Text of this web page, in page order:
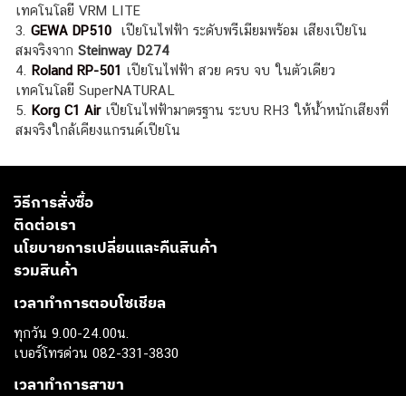
เทคโนโลยี VRM LITE
3. GEWA DP510
เปียโนไฟฟ้า ระดับพรีเมียมพร้อม เสียงเปียโน
สมจริงจาก Steinway D274
4. Roland RP-501 เปียโนไฟฟ้า สวย ครบ จบ ในตัวเดียว
เทคโนโลยี SuperNATURAL
5. Korg C1 Air เปียโนไฟฟ้ามาตรฐาน ระบบ RH3 ให้น้ำหนักเสียงที่
สมจริงใกล้เคียงแกรนด์เปียโน
วิธีการสั่งซื้อ
ติดต่อเรา
นโยบายการเปลี่ยนและคืนสินค้า
รวมสินค้า
เวลาทำการตอบโซเชียล
ทุกวัน 9.00-24.00น.
เบอร์โทรด่วน 082-331-3830
เวลาทำการสาขา